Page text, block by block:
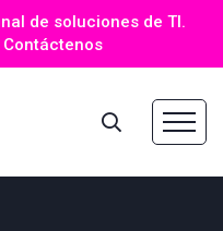
de soluciones de TI.